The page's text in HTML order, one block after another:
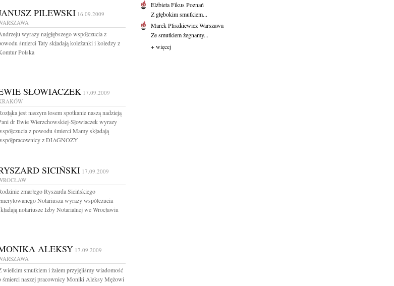
PILEWSKI 16.09.2009
wyrazy najgłębszego współczucia z
śmierci Taty składają koleżanki i koledzy z
Polska
SŁOWIACZEK 17.09.2009
jest naszym losem spotkanie naszą nadzieją
dr Ewie Wierzchowskiej-Słowiaczek wyrazy
z powodu śmierci Mamy składają
z DIAGNOZY
SICIŃSKI 17.09.2009
zmarłego Ryszarda Sicińskiego
Notariusza wyrazy współczucia
notariusze Izby Notarialnej we Wrocławiu
ALEKSY 17.09.2009
wielkim smutkiem i żalem przyjęliśmy wiadomość
śmierci naszej pracownicy Moniki Aleksy Mężowi
Elżbieta FikusPoznań
Z głębokim smutkiem...
Marek PliszkiewiczWarszawa
Ze smutkiem żegnamy...
+ więcej